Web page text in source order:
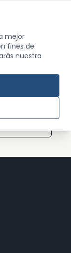
mejor
fines de
nuestra